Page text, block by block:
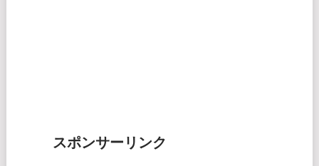
スポンサーリンク